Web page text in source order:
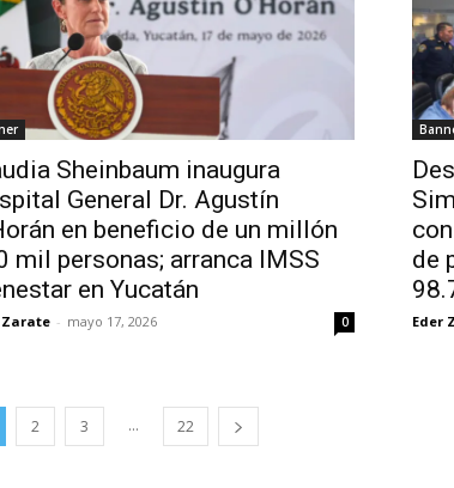
Sheinbaum inaugura
General Dr. Agustín
en beneficio de un millón
mil personas; arranca IMSS
en Yucatán
Zarate - mayo 17, 2026 0
de
Eder
2 3 ... 22